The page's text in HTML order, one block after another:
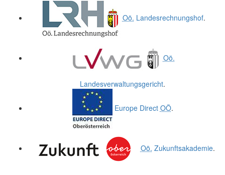
Oö. Landesrechnungshof.
Oö.
Landesverwaltungsgericht.
Europe Direct OÖ.
Oö. Zukunftsakademie.